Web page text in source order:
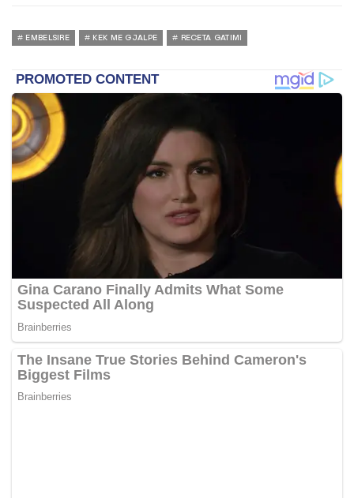
EMBELSIRE KEK ME GJALPE RECETA GATIMI